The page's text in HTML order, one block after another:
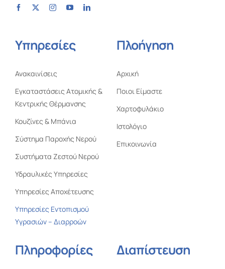
Υπηρεσίες
Ανακαινίσεις
Εγκαταστάσεις Ατομικής &
Κεντρικής Θέρμανσης
Κουζίνες & Μπάνια
Σύστημα Παροχής Νερού
Συστήματα Ζεστού Νερού
Υδραυλικές Υπηρεσίες
Υπηρεσίες Αποχέτευσης
Υπηρεσίες Εντοπισμού
Υγρασιών – Διαρροών
Πλοήγηση
Αρχική
Ποιοι Είμαστε
Χαρτοφυλάκιο
Ιστολόγιο
Επικοινωνία
Πληροφορίες Διαπίστευση